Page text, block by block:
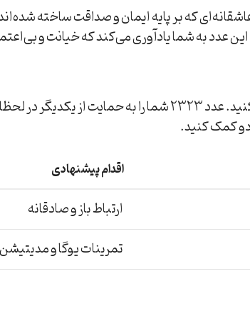
عاشقانه‌ای که بر پایه ایمان و صداقت ساخته
عدد به شما یادآوری می‌کند که خیانت و
از تمرینات
کمک کنید.
اقدام پیشنهادی
ارتباط باز و صادقانه
تمرینات یوگا و